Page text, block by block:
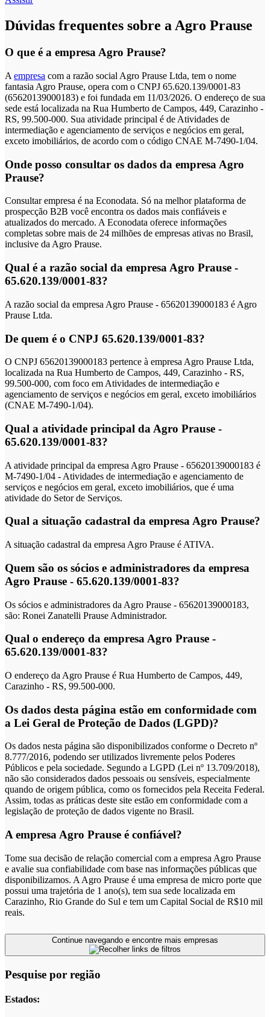
Dúvidas frequentes sobre a Agro Prause
O que é a empresa Agro Prause?
A empresa com a razão social Agro Prause Ltda, tem o nome
fantasia Agro Prause, opera com o CNPJ 65.620.139/0001-83
(65620139000183) e foi fundada em 11/03/2026. O endereço de sua
sede está localizada na Rua Humberto de Campos, 449, Carazinho -
RS, 99.500-000. Sua atividade principal é de Atividades de
intermediação e agenciamento de serviços e negócios em geral,
exceto imobiliários, de acordo com o código CNAE M-7490-1/04.
Onde posso consultar os dados da empresa Agro
Prause?
Consultar empresa é na Econodata. Só na melhor plataforma de
prospecção B2B você encontra os dados mais confiáveis e
atualizados do mercado. A Econodata oferece informações
completas sobre mais de 24 milhões de empresas ativas no Brasil,
inclusive da Agro Prause.
Qual é a razão social da empresa Agro Prause -
65.620.139/0001-83?
A razão social da empresa Agro Prause - 65620139000183 é Agro
Prause Ltda.
De quem é o CNPJ 65.620.139/0001-83?
O CNPJ 65620139000183 pertence à empresa Agro Prause Ltda,
localizada na Rua Humberto de Campos, 449, Carazinho - RS,
99.500-000, com foco em Atividades de intermediação e
agenciamento de serviços e negócios em geral, exceto imobiliários
(CNAE M-7490-1/04).
Qual a atividade principal da Agro Prause -
65.620.139/0001-83?
A atividade principal da empresa Agro Prause - 65620139000183 é
M-7490-1/04 - Atividades de intermediação e agenciamento de
serviços e negócios em geral, exceto imobiliários, que é uma
atividade do Setor de Serviços.
Qual a situação cadastral da empresa Agro Prause?
A situação cadastral da empresa Agro Prause é ATIVA.
Quem são os sócios e administradores da empresa
Agro Prause - 65.620.139/0001-83?
Os sócios e administradores da Agro Prause - 65620139000183,
são: Ronei Zanatelli Prause Administrador.
Qual o endereço da empresa Agro Prause -
65.620.139/0001-83?
O endereço da Agro Prause é Rua Humberto de Campos, 449,
Carazinho - RS, 99.500-000.
Os dados desta página estão em conformidade com
a Lei Geral de Proteção de Dados (LGPD)?
Os dados nesta página são disponibilizados conforme o Decreto nº
8.777/2016, podendo ser utilizados livremente pelos Poderes
Públicos e pela sociedade. Segundo a LGPD (Lei nº 13.709/2018),
não são considerados dados pessoais ou sensíveis, especialmente
quando de origem pública, como os fornecidos pela Receita Federal.
Assim, todas as práticas deste site estão em conformidade com a
legislação de proteção de dados vigente no Brasil.
A empresa Agro Prause é confiável?
Tome sua decisão de relação comercial com a empresa Agro Prause
e avalie sua confiabilidade com base nas informações públicas que
disponibilizamos. A Agro Prause é uma empresa de micro porte que
possui uma trajetória de 1 ano(s), tem sua sede localizada em
Carazinho, Rio Grande do Sul e tem um Capital Social de R$10 mil
reais.
Pesquise por região
Estados: